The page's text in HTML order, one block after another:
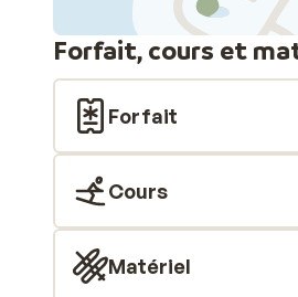
Forfait, cours et
Forfait
Cours
Matériel